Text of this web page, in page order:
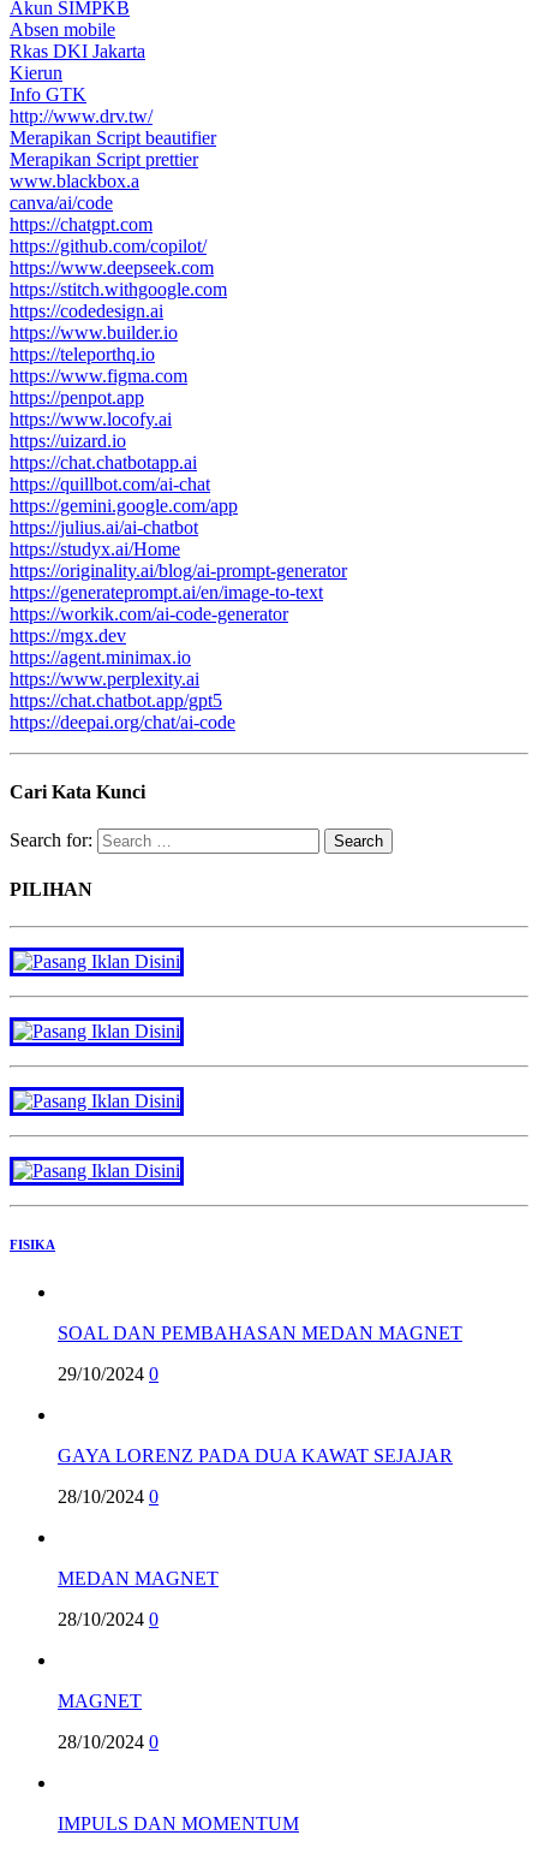
Akun SIMPKB
Absen mobile
Rkas DKI Jakarta
Kierun
Info GTK
http://www.drv.tw/
Merapikan Script beautifier
Merapikan Script prettier
www.blackbox.a
canva/ai/code
https://chatgpt.com
https://github.com/copilot/
https://www.deepseek.com
https://stitch.withgoogle.com
https://codedesign.ai
https://www.builder.io
https://teleporthq.io
https://www.figma.com
https://penpot.app
https://www.locofy.ai
https://uizard.io
https://chat.chatbotapp.ai
https://quillbot.com/ai-chat
https://gemini.google.com/app
https://julius.ai/ai-chatbot
https://studyx.ai/Home
https://originality.ai/blog/ai-prompt-generator
https://generateprompt.ai/en/image-to-text
https://workik.com/ai-code-generator
https://mgx.dev
https://agent.minimax.io
https://www.perplexity.ai
https://chat.chatbot.app/gpt5
https://deepai.org/chat/ai-code
Cari Kata Kunci
Search for:
PILIHAN
FISIKA
SOAL DAN PEMBAHASAN MEDAN MAGNET
29/10/2024 0
GAYA LORENZ PADA DUA KAWAT SEJAJAR
28/10/2024 0
MEDAN MAGNET
28/10/2024 0
MAGNET
28/10/2024 0
IMPULS DAN MOMENTUM